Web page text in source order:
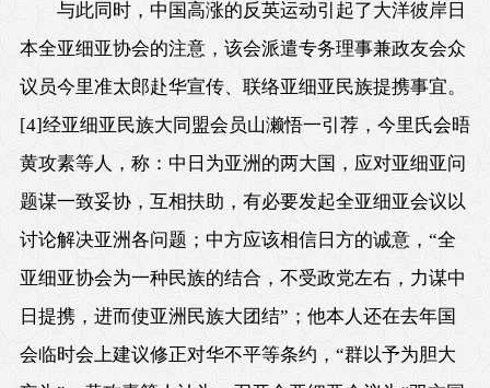
与此同时，中国高涨的反英运动引起了大洋彼岸日
本全亚细亚协会的注意，该会派遣专务理事兼政友会众
议员今里准太郎赴华宣传、联络亚细亚民族提携事宜。
[4]经亚细亚民族大同盟会员山濑悟一引荐，今里氏会晤
黄攻素等人，称：中日为亚洲的两大国，应对亚细亚问
题谋一致妥协，互相扶助，有必要发起全亚细亚会议以
讨论解决亚洲各问题；中方应该相信日方的诚意，“全
亚细亚协会为一种民族的结合，不受政党左右，力谋中
日提携，进而使亚洲民族大团结”；他本人还在去年国
会临时会上建议修正对华不平等条约，“群以予为胆大